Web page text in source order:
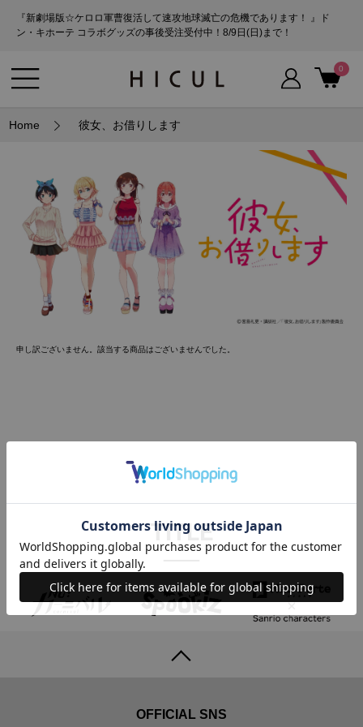
『新劇場版☆ケロロ軍曹復活して速攻地球滅亡の危機であります！ 』ド
ン・キホーテ コラボグッズの事後受注受付中！8/9日(日)まで！
0
Home 彼女、お借りします
申し訳ございません。該当する商品はございませんでした。
TITLE
OFFICIAL SNS